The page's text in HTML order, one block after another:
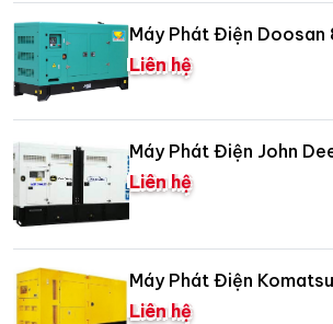
Máy Phát Điện Doosan
Liên hệ
Máy Phát Điện John
Liên hệ
Máy Phát Điện
Liên hệ